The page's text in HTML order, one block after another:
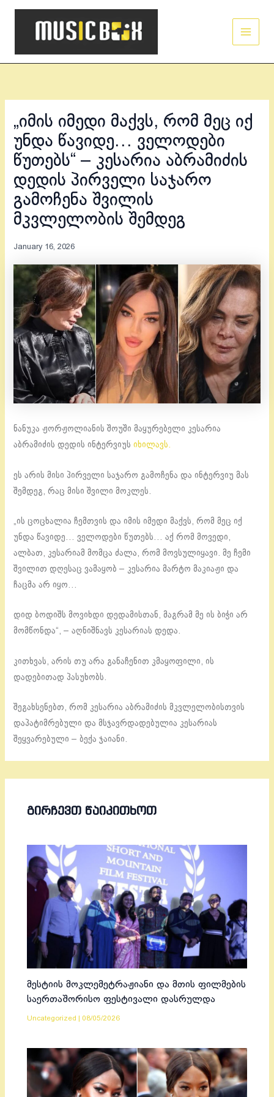
Skip
„იმის იმედი მაქვს, რომ მეც იქ
უნდა წავიდე… ველოდები
წუთებს“ – კესარია აბრამიძის
დედის პირველი საჯარო
გამოჩენა შვილის
მკვლელობის შემდეგ
January 16, 2026
ნანუკა ჟორჟოლიანის შოუში მაყურებელი კესარია
აბრამიძის დედის ინტერვიუს იხილავს.
ეს არის მისი პირველი საჯარო გამოჩენა და ინტერვიუ მას
შემდეგ, რაც მისი შვილი მოკლეს.
„ის ცოცხალია ჩემთვის და იმის იმედი მაქვს, რომ მეც იქ
უნდა წავიდე… ველოდები წუთებს… აქ რომ მოვედი,
ალბათ, კესარიამ მომცა ძალა, რომ მოვსულიყავი. მე ჩემი
შვილით დღესაც ვამაყობ – კესარია მარტო მაკიაჟი და
ჩაცმა არ იყო…
დიდ ბოდიშს მოვიხდი დედამისთან, მაგრამ მე ის ბიჭი არ
მომწონდა“, – აღნიშნავს კესარიას დედა.
კითხვას, არის თუ არა განაჩენით კმაყოფილი, ის
დადებითად პასუხობს.
შეგახსენებთ, რომ კესარია აბრამიძის მკვლელობისთვის
დაპატიმრებული და მსჯავრდადებულია კესარიას
შეყვარებული – ბექა ჯაიანი.
ᲒᲘᲠᲩᲔᲕᲗ ᲬᲐᲘᲙᲘᲗᲮᲝᲗ
მესტიის მოკლემეტრაჟიანი და მთის ფილმების
საერთაშორისო ფესტივალი დასრულდა
Uncategorized 08/05/2026